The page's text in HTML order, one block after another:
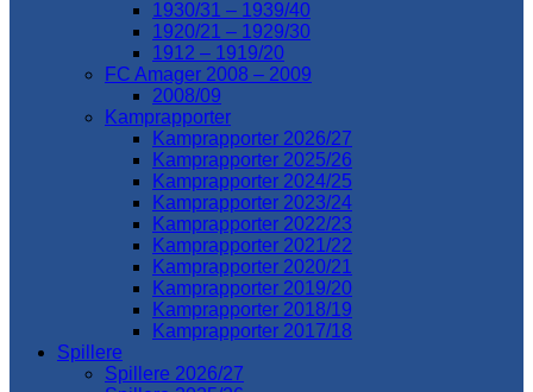
1930/31 – 1939/40
1920/21 – 1929/30
1912 – 1919/20
FC Amager 2008 – 2009
2008/09
Kamprapporter
Kamprapporter 2026/27
Kamprapporter 2025/26
Kamprapporter 2024/25
Kamprapporter 2023/24
Kamprapporter 2022/23
Kamprapporter 2021/22
Kamprapporter 2020/21
Kamprapporter 2019/20
Kamprapporter 2018/19
Kamprapporter 2017/18
Spillere
Spillere 2026/27